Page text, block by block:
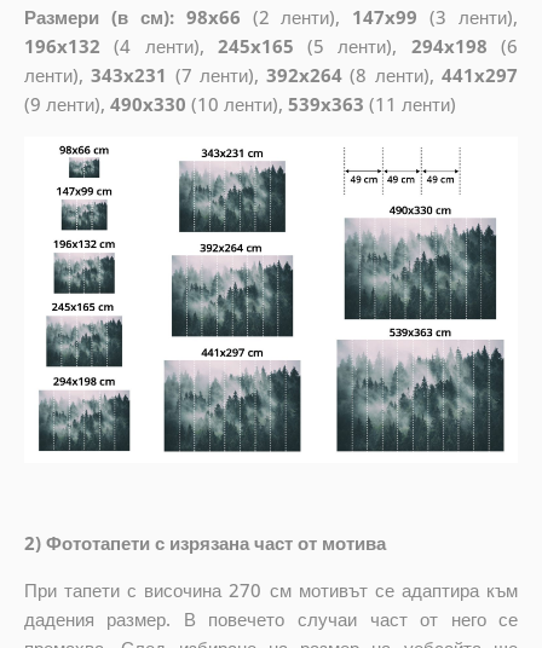
Размери (в см): 98x66 (2 ленти), 147x99 (3 ленти),
196x132 (4 ленти), 245x165 (5 ленти), 294x198 (6
ленти),343x231 (7 ленти),392x264 (8 ленти),441x297
(9 ленти), 490x330 (10 ленти), 539x363 (11 ленти)
2) Фототапети с изрязана част от мотива
При тапети с височина 270 см мотивът се адаптира към
дадения размер. В повечето случаи част от него се